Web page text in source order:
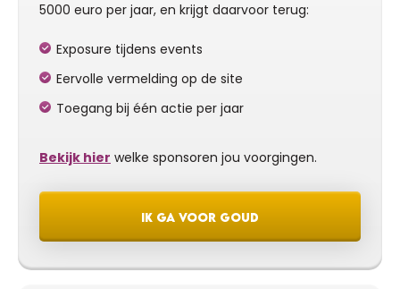
5000 euro per jaar, en krijgt daarvoor terug:
Exposure tijdens events
Eervolle vermelding op de site
Toegang bij één actie per jaar
Bekijk hier welke sponsoren jou voorgingen.
IK GA VOOR GOUD